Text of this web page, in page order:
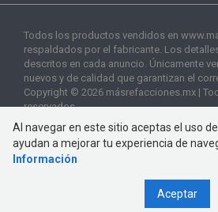
Todos los productos vendidos en
respaldados por el fabricante. Los
descritos en cada anuncio. Únicamente
nuevos y de calidad que garantizan el
Copyright © 2026 másrefacciones.mx |
reservados
Al navegar en este sitio aceptas el uso
ayudan a mejorar tu experiencia de
Información
Aceptar